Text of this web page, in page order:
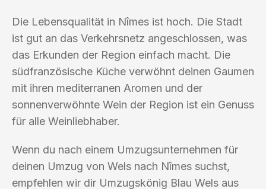
Die Lebensqualität in Nîmes ist hoch. Die Stadt
ist gut an das Verkehrsnetz angeschlossen, was
das Erkunden der Region einfach macht. Die
südfranzösische Küche verwöhnt deinen Gaumen
mit ihren mediterranen Aromen und der
sonnenverwöhnte Wein der Region ist ein Genuss
für alle Weinliebhaber.
Wenn du nach einem Umzugsunternehmen für
deinen Umzug von Wels nach Nîmes suchst,
empfehlen wir dir Umzugskönig Blau Wels aus